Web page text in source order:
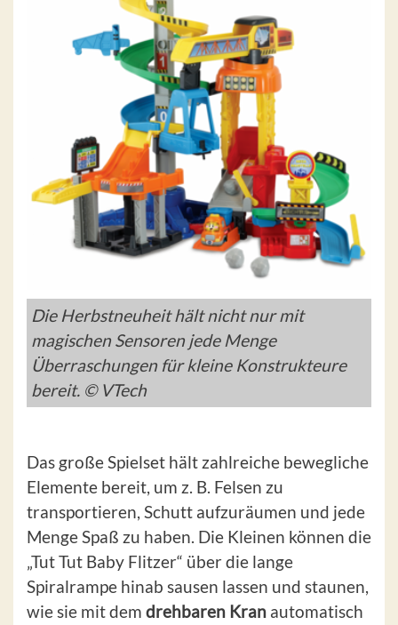
Die Herbstneuheit hält nicht nur mit
magischen Sensoren jede Menge
Überraschungen für kleine Konstrukteure
bereit. © VTech
Das große Spielset hält zahlreiche bewegliche
Elemente bereit, um z. B. Felsen zu
transportieren, Schutt aufzuräumen und jede
Menge Spaß zu haben. Die Kleinen können die
„Tut Tut Baby Flitzer“ über die lange
Spiralrampe hinab sausen lassen und staunen,
wie sie mit dem drehbaren Kran automatisch